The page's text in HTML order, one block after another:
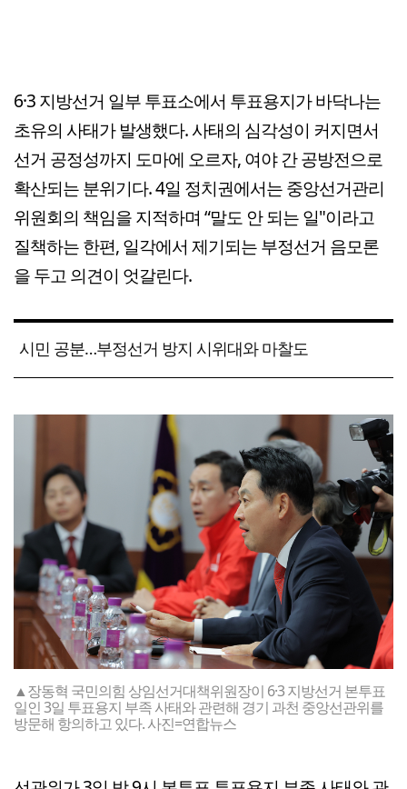
6·3 지방선거 일부 투표소에서 투표용지가 바닥나는
초유의 사태가 발생했다. 사태의 심각성이 커지면서
선거 공정성까지 도마에 오르자, 여야 간 공방전으로
확산되는 분위기다. 4일 정치권에서는 중앙선거관리
위원회의 책임을 지적하며 “말도 안 되는 일"이라고
질책하는 한편, 일각에서 제기되는 부정선거 음모론
을 두고 의견이 엇갈린다.
시민 공분…부정선거 방지 시위대와 마찰도
▲장동혁 국민의힘 상임선거대책위원장이 6·3 지방선거 본투표
일인 3일 투표용지 부족 사태와 관련해 경기 과천 중앙선관위를
방문해 항의하고 있다. 사진=연합뉴스